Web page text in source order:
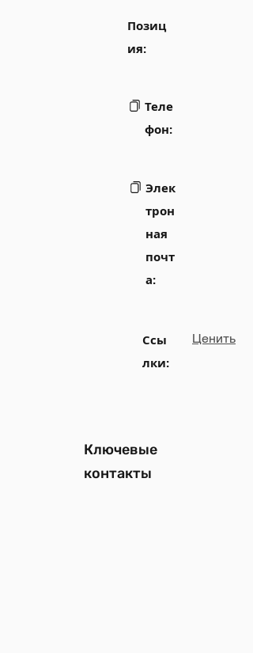
Позиц
ия:
Теле
фон:
Элек
трон
ная
почт
а:
Ссы
лки:
Ценить
Ключевые
контакты